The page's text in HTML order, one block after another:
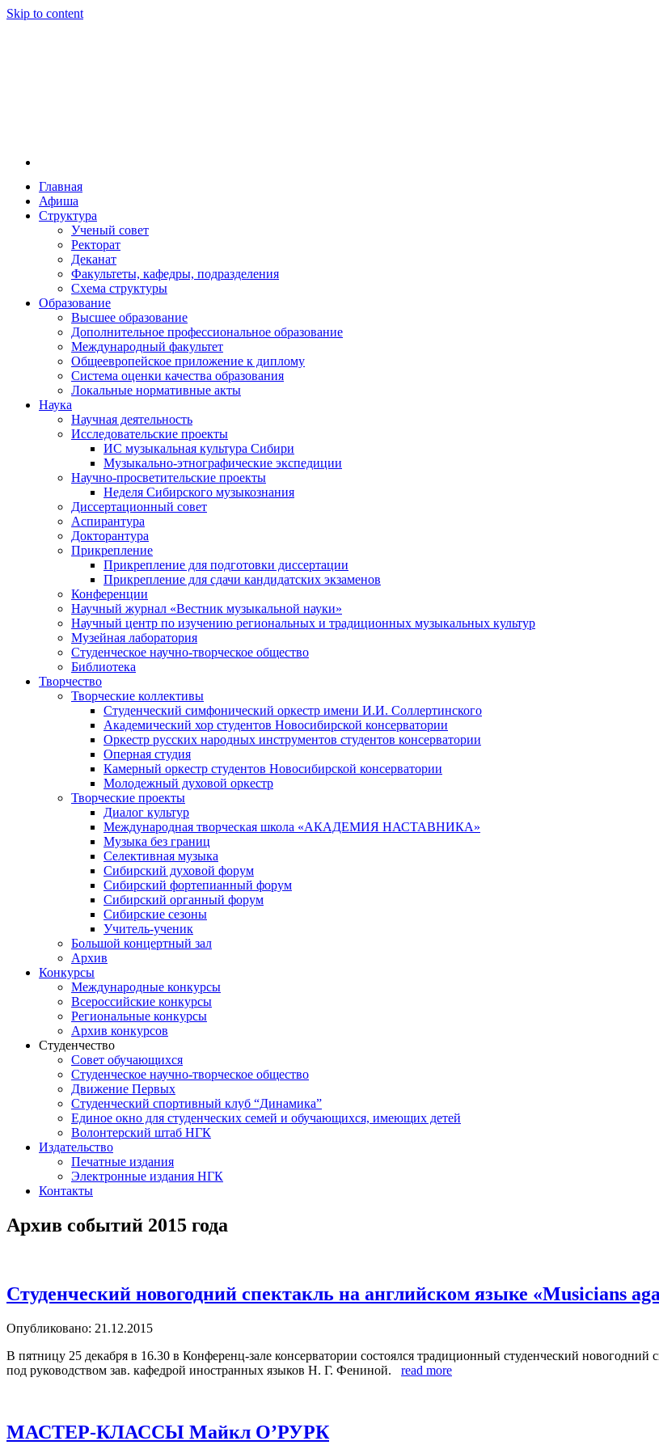
Skip to content
Новосибирская государственная консерватория имени М. И. Глинки
Новосибирская государственная консерватория имени М. И. Глинки — высшее
году распоряжением совмина РСФСР и указом министерства культуры РСФСР,
заведением в Сибири[2] и до сих пор остаётся единственным за пределами европейской
Глинки.
Главная
Афиша
Структура
Ученый совет
Ректорат
Деканат
Факультеты, кафедры, подразделения
Схема структуры
Образование
Высшее образование
Дополнительное профессиональное образование
Международный факультет
Общеевропейское приложение к диплому
Система оценки качества образования
Локальные нормативные акты
Наука
Научная деятельность
Исследовательские проекты
ИС музыкальная культура Сибири
Музыкально-этнографические экспедиции
Научно-просветительские проекты
Неделя Сибирского музыкознания
Диссертационный совет
Аспирантура
Докторантура
Прикрепление
Прикрепление для подготовки диссертации
Прикрепление для сдачи кандидатских экзаменов
Конференции
Научный журнал «Вестник музыкальной науки»
Научный центр по изучению региональных и традиционных музыкальных культур
Музейная лаборатория
Студенческое научно-творческое общество
Библиотека
Творчество
Творческие коллективы
Студенческий симфонический оркестр имени И.И. Соллертинского
Академический хор студентов Новосибирской консерватории
Оркестр русских народных инструментов студентов консерватории
Оперная студия
Камерный оркестр студентов Новосибирской консерватории
Молодежный духовой оркестр
Творческие проекты
Диалог культур
Международная творческая школа «АКАДЕМИЯ НАСТАВНИКА»
Музыка без границ
Селективная музыка
Сибирский духовой форум
Сибирский фортепианный форум
Сибирский органный форум
Сибирские сезоны
Учитель-ученик
Большой концертный зал
Архив
Конкурсы
Международные конкурсы
Всероссийские конкурсы
Региональные конкурсы
Архив конкурсов
Студенчество
Совет обучающихся
Студенческое научно-творческое общество
Движение Первых
Студенческий спортивный клуб “Динамика”
Единое окно для студенческих семей и обучающихся, имеющих детей
Волонтерский штаб НГК
Издательство
Печатные издания
Электронные издания НГК
Контакты
Архив событий 2015 года
Студенческий новогодний спектакль на английском языке «Musicians
Опубликовано: 21.12.2015
В пятницу 25 декабря в 16.30 в Конференц-зале консерватории состоялся традиционный студенческий новогодний
под руководством зав. кафедрой иностранных языков Н. Г. Фениной. read more
МАСТЕР-КЛАССЫ Майкл О’РУРК